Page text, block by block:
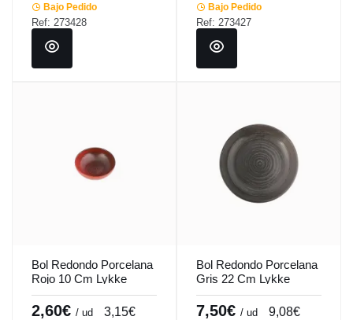
Bajo Pedido
Ref: 273428
Bajo Pedido
Ref: 273427
Bol Redondo Porcelana
Rojo 10 Cm Lykke
Porland
2,60€ / ud 3,15€
Bol Redondo Porcelana
Gris 22 Cm Lykke
Porland
7,50€ / ud 9,08€